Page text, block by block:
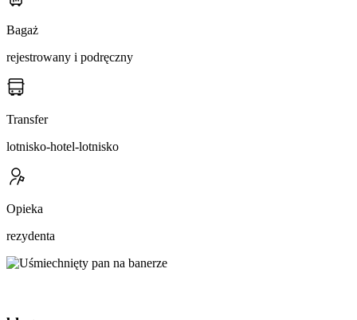
Bagaż
rejestrowany i podręczny
Transfer
lotnisko-hotel-lotnisko
Opieka
rezydenta